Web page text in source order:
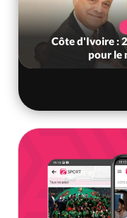
Côte d'Ivoire :
pour le